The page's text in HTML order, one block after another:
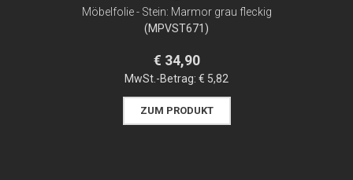
Möbelfolie - Stein: Marmor grau fleckig
(MPVST671)
€ 34,90
MwSt.-Betrag: € 5,82
ZUM PRODUKT